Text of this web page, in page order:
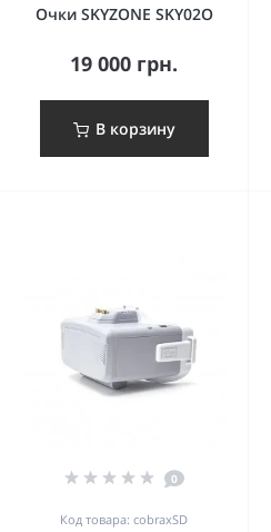
Очки SKYZONE SKY02O
19 000 грн.
В корзину
0
Код товара: cobraxSD